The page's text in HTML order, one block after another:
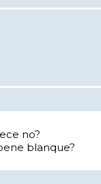
no?
blanque?